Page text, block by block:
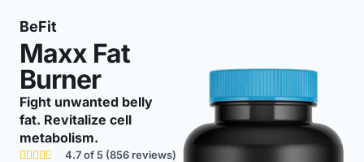
BeFit
Maxx Fat
Burner
Fight unwanted belly
fat. Revitalize cell
metabolism.
     4.7 of 5 (856 reviews)